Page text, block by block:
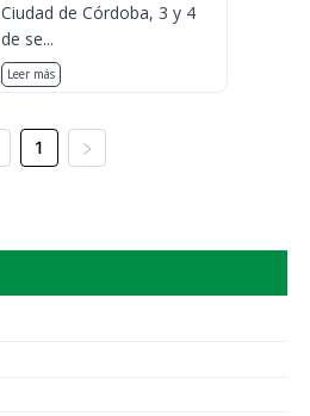
Ciudad de Córdoba, 3 y 4
de se...
Leer más
1